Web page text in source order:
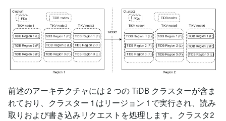
前述のアーキテクチャには 2 つの TiDB クラスターが含ま
れており、クラスター 1 はリージョン 1 で実行され、読み
取りおよび書き込みリクエストを処理します。クラスタ2